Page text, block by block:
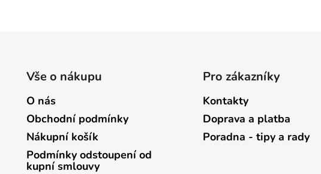
Vše o nákupu
O nás
Obchodní podmínky
Nákupní košík
Podmínky odstoupení od
kupní smlouvy
Pro zákazníky
Kontakty
Doprava a platba
Poradna - tipy a rady